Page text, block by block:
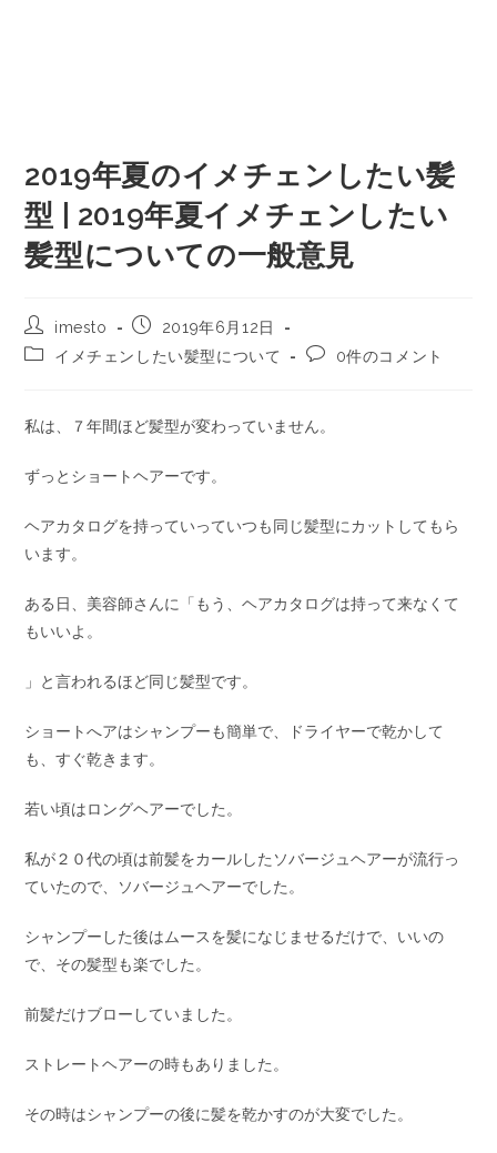
2019年夏のイメチェンしたい髪
型 | 2019年夏イメチェンしたい
髪型についての一般意見
imesto
2019年6月12日
イメチェンしたい髪型について
0件のコメント
私は、７年間ほど髪型が変わっていません。
ずっとショートヘアーです。
ヘアカタログを持っていっていつも同じ髪型にカットしてもら
います。
ある日、美容師さんに「もう、ヘアカタログは持って来なくて
もいいよ。
」と言われるほど同じ髪型です。
ショートへアはシャンプーも簡単で、ドライヤーで乾かして
も、すぐ乾きます。
若い頃はロングヘアーでした。
私が２０代の頃は前髪をカールしたソバージュヘアーが流行っ
ていたので、ソバージュヘアーでした。
シャンプーした後はムースを髪になじませるだけで、いいの
で、その髪型も楽でした。
前髪だけブローしていました。
ストレートヘアーの時もありました。
その時はシャンプーの後に髪を乾かすのが大変でした。